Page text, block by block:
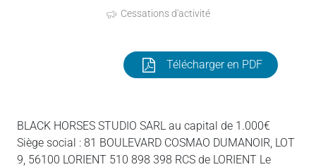
Cessations d'activité
Télécharger en PDF
BLACK HORSES STUDIO SARL au capital de 1.000€
Siège social : 81 BOULEVARD COSMAO DUMANOIR, LOT
9, 56100 LORIENT 510 898 398 RCS de LORIENT Le